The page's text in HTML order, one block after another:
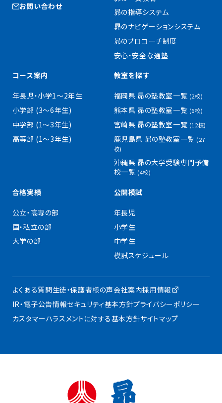
お問い合わせ
昴の指導システム
昴のナビゲーションシステム
昴のプロコーチ制度
安心・安全な通塾
コース案内
年長児・小学1〜2年生
小学部 (3〜6年生)
中学部 (1〜3年生)
高等部 (1〜3年生)
教室を探す
福岡県 昴の塾教室一覧 (2校)
熊本県 昴の塾教室一覧 (6校)
宮崎県 昴の塾教室一覧 (12校)
鹿児島県 昴の塾教室一覧(27
校)
沖縄県 昴の大学受験専門予備
校一覧 (4校)
合格実績
公立・高専の部
国・私立の部
大学の部
公開模試
年長児
小学生
中学生
模試スケジュール
よくある質問生徒・保護者様の声会社案内採用情報
IR・電子公告情報セキュリティ基本方針プライバシーポリシー
カスタマーハラスメントに対する基本方針サイトマップ